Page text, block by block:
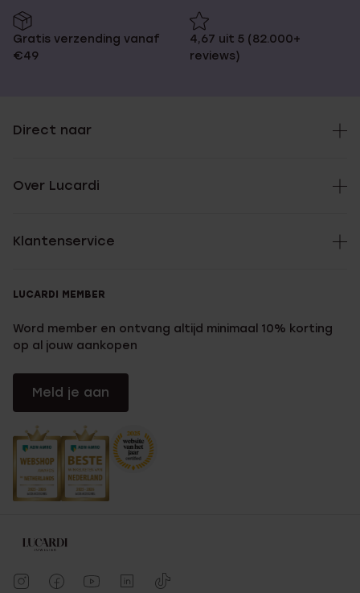
Gratis verzending vanaf
€49
4,67 uit 5 (82.000+
reviews)
Direct naar
Over Lucardi
Klantenservice
LUCARDI MEMBER
Word member en ontvang altijd minimaal 10% korting
op al jouw aankopen
Meld je aan